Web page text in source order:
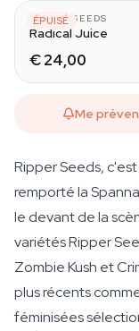
ÉPUISÉ
RIPPER SEEDS
Radical Juice
€ 24,00
Me
Ripper Seeds,
remporté la
le devant de la
variétés Ripper
Zombie Kush et
plus récents
féminisées